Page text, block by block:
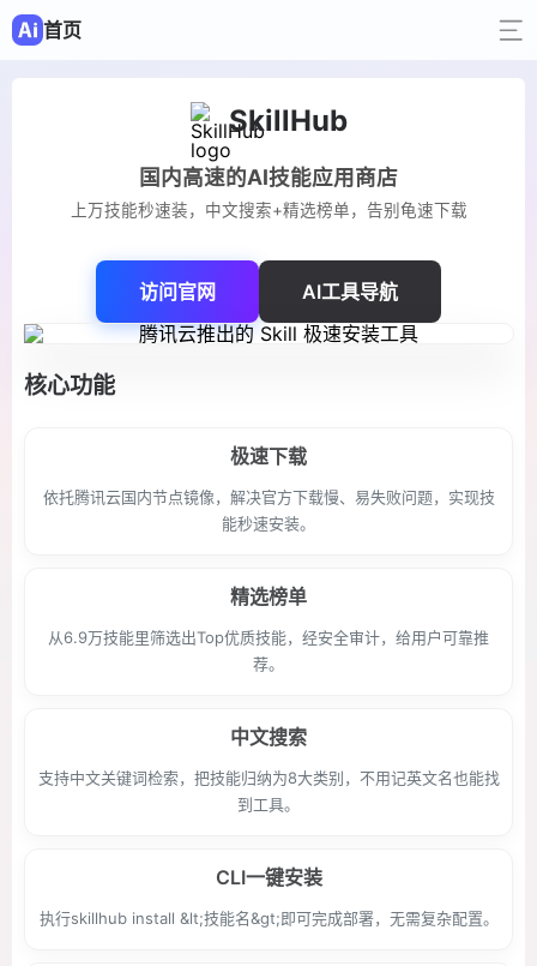
首页
SkillHub
国内高速的AI技能应用商店
上万技能秒速装，中文搜索+精选榜单，告别龟速下载
访问官网 AI工具导航
核心功能
极速下载
依托腾讯云国内节点镜像，解决官方下载慢、易失败问题，实现技
能秒速安装。
精选榜单
从6.9万技能里筛选出Top优质技能，经安全审计，给用户可靠推
荐。
中文搜索
支持中文关键词检索，把技能归纳为8大类别，不用记英文名也能找
到工具。
CLI一键安装
执行skillhub install &lt;技能名&gt;即可完成部署，无需复杂配置。